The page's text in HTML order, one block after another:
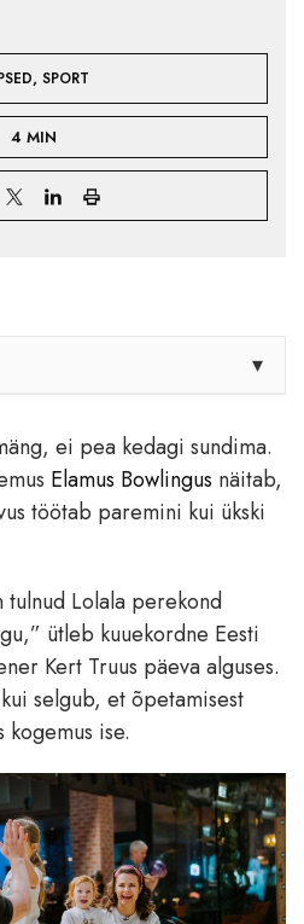
, SPORT
4 MIN
▾
ei pea kedagi sundima.
Elamus Bowlingus näitab,
töötab paremini kui ükski
tulnud Lolala perekond
ütleb kuuekordne Eesti
Kert Truus päeva alguses.
selgub, et õpetamisest
kogemus ise.